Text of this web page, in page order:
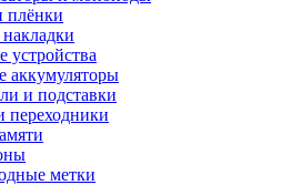
плёнки
устройства
аккумуляторы
и подставки
переходники
метки